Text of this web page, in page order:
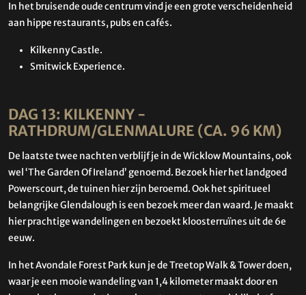
In het bruisende oude centrum vind je een grote verscheidenheid
aan hippe restaurants, pubs en cafés.
Kilkenny Castle.
Smitwick Experience.
DAG 13: KILKENNY -
RATHDRUM/GLENMALURE (CA. 96 KM)
De laatste twee nachten verblijf je in de Wicklow Mountains, ook
wel ‘The Garden Of Ireland’ genoemd. Bezoek hier het landgoed
Powerscourt, de tuinen hier zijn beroemd. Ook het spiritueel
belangrijke Glendalough is een bezoek meer dan waard. Je maakt
hier prachtige wandelingen en bezoekt kloosterruïnes uit de 6e
eeuw.
In hetAvondale Forest Park kun je de Treetop Walk & Tower doen,
waar je een mooie wandeling van 1,4 kilometer maakt door en